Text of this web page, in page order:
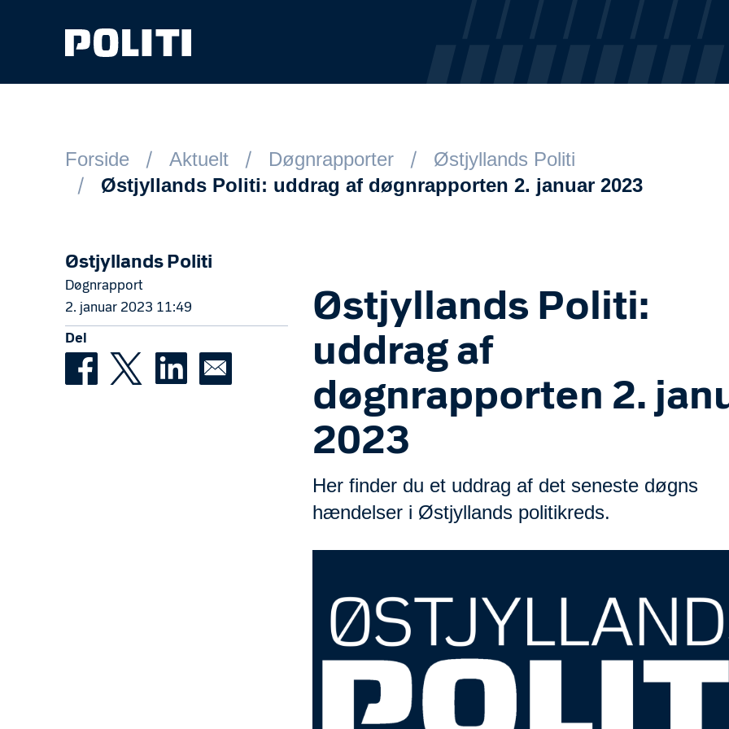
Forside Aktuelt Døgnrapporter
Østjyllands Politi
Østjyllands Politi: uddrag af døgnrapporten 2. januar 2023
Østjyllands Politi
Døgnrapport
2. januar 2023 11:49
Del
Østjyllands Politi:
uddrag af
døgnrapporten 2.
2023
Her finder du et uddrag af det seneste døgns
hændelser i Østjyllands politikreds.